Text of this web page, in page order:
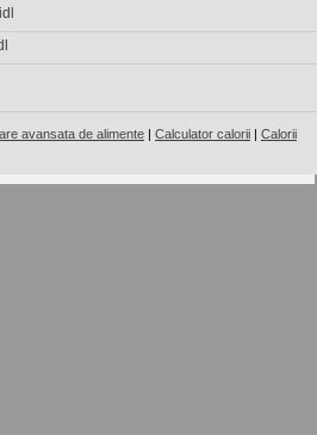
avansata de alimente | Calculator calorii | Calorii